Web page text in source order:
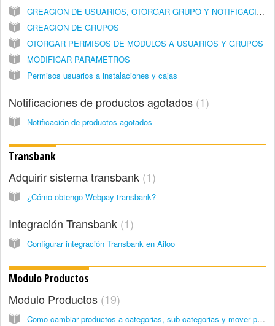
CREACION DE USUARIOS, OTORGAR GRUPO Y NOTIFICACIONES
CREACION DE GRUPOS
OTORGAR PERMISOS DE MODULOS A USUARIOS Y GRUPOS
MODIFICAR PARAMETROS
Permisos usuarios a instalaciones y cajas
Notificaciones de productos agotados 1
Notificación de productos agotados
Transbank
Adquirir sistema transbank 1
¿Cómo obtengo Webpay transbank?
Integración Transbank 1
Configurar integración Transbank en Ailoo
Modulo Productos
Modulo Productos 19
Como cambiar productos a categorias, sub categorias y mover productos entre categorias